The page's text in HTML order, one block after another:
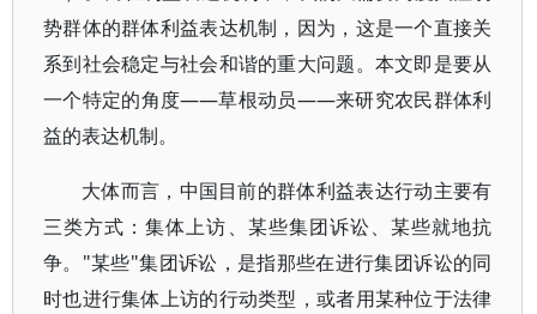
势群体的群体利益表达机制，因为，这是一个直接关
系到社会稳定与社会和谐的重大问题。本文即是要从
一个特定的角度——草根动员——来研究农民群体利
益的表达机制。
大体而言，中国目前的群体利益表达行动主要有
三类方式：集体上访、某些集团诉讼、某些就地抗
争。"某些"集团诉讼，是指那些在进行集团诉讼的同
时也进行集体上访的行动类型，或者用某种位于法律